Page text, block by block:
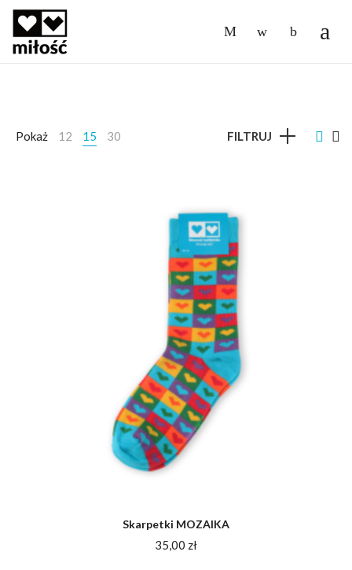
Pokaż 12 15 30 FILTRUJ
Skarpetki MOZAIKA
35,00 zł